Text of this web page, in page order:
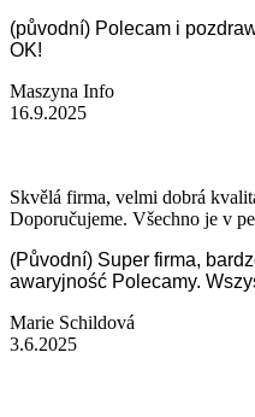
(původní) Polecam i
OK!
Maszyna Info
16.9.2025
Skvělá firma, velmi dobrá
Doporučujeme. Všechno je v
(Původní) Super firma,
awaryjność Polecamy.
Marie Schildová
3.6.2025